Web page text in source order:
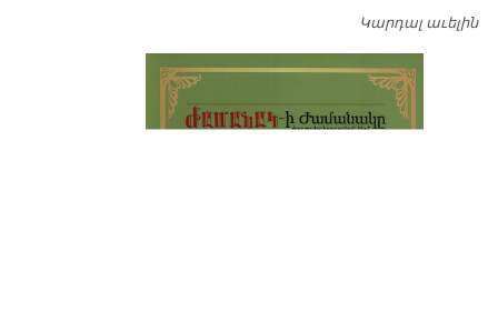
Կարդալ աւելին